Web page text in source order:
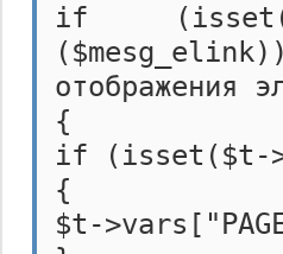
if
отображения
{
if (isset($t-
{
$t-